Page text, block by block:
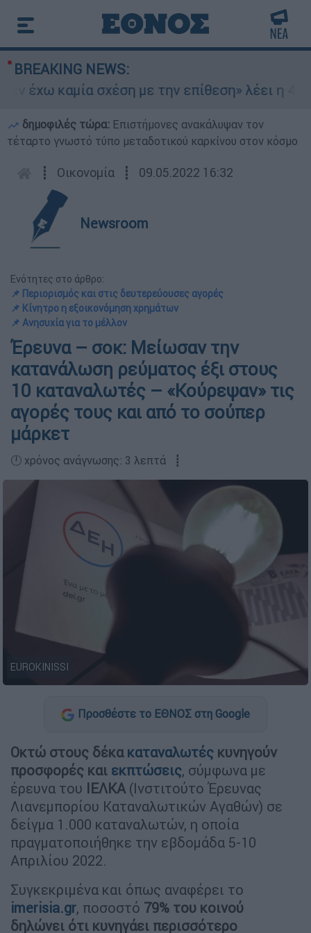
BREAKING NEWS:
καμία σχέση με την επίθεση» λέει η
δημοφιλές τώρα: Επιστήμονες ανακάλυψαν τον
τέταρτο γνωστό τύπο μεταδοτικού καρκίνου στον κόσμο
┋ Οικονομία ┋ 09.05.2022 16:32
Newsroom
Ενότητες στο άρθρο:
📌 Περιορισμός και στις δευτερεύουσες αγορές
📌 Κίνητρο η εξοικονόμηση χρημάτων
📌 Ανησυχία για το μέλλον
Έρευνα – σοκ: Μείωσαν την
κατανάλωση ρεύματος έξι στους
10 καταναλωτές – «Κούρεψαν» τις
αγορές τους και από το σούπερ
μάρκετ
🕛 χρόνος ανάγνωσης: 3 λεπτά ┋
EUROKINISSI
Προσθέστε το ΕΘΝΟΣ στη Google
Οκτώ στους δέκα καταναλωτές κυνηγούν
προσφορές και εκπτώσεις, σύμφωνα με
έρευνα του ΙΕΛΚΑ (Ινστιτούτο Έρευνας
Λιανεμπορίου Καταναλωτικών Αγαθών) σε
δείγμα 1.000 καταναλωτών, η οποία
πραγματοποιήθηκε την εβδομάδα 5-10
Απριλίου 2022.
Συγκεκριμένα και όπως αναφέρει το
imerisia.gr, ποσοστό 79% του κοινού
δηλώνει ότι κυνηγάει περισσότερο